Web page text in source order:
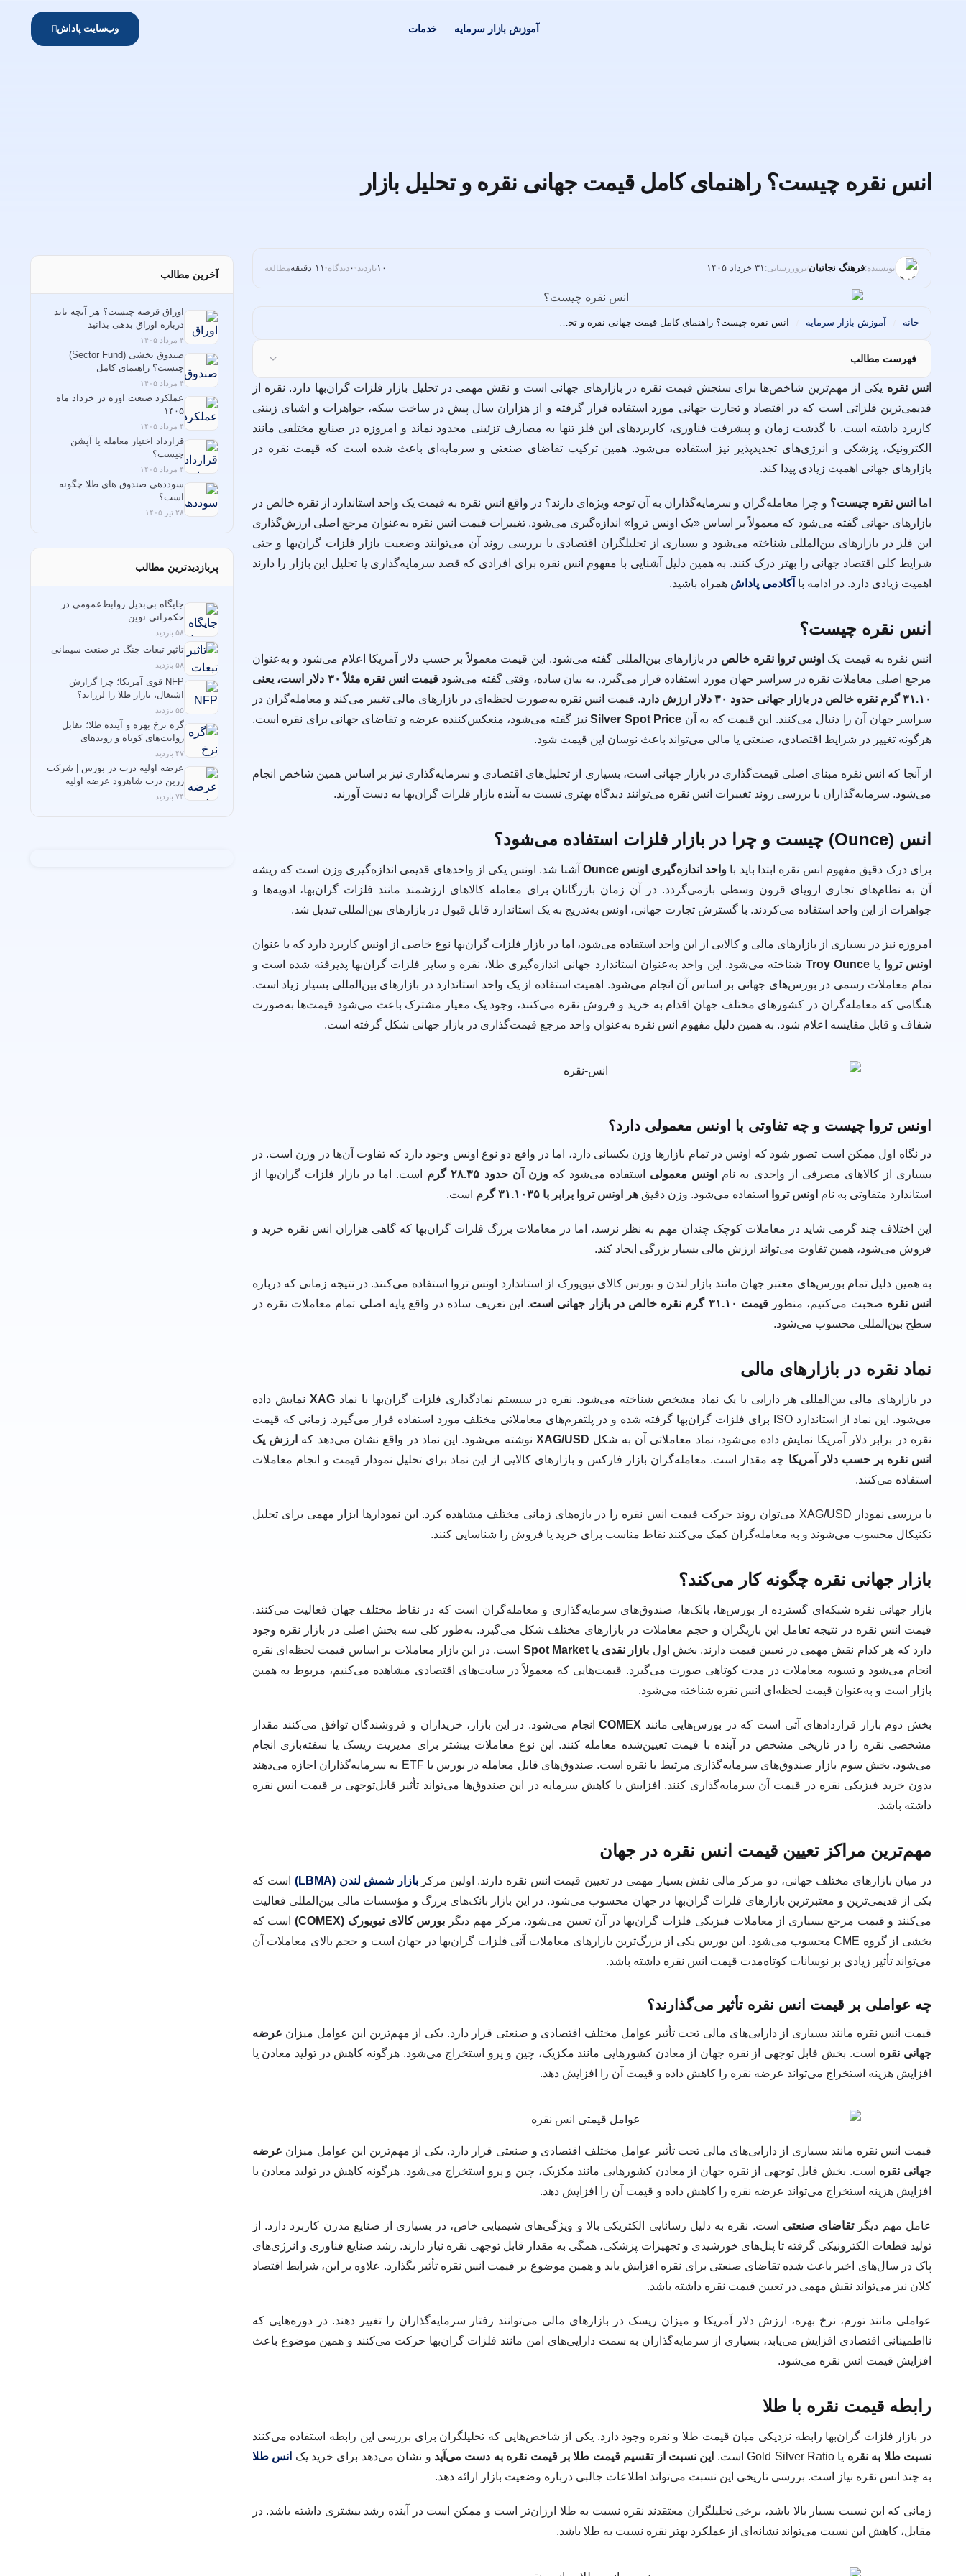
آموزش بازار سرمایه خدمات وب‌سایت پاداش
انس نقره چیست؟ راهنمای کامل قیمت جهانی نقره و تحلیل بازار
نویسنده:فرهنگ نجاتیان بروزرسانی: ۳۱ خرداد ۱۴۰۵ ۱۰بازدید• ۰دیدگاه• ۱۱ دقیقه مطالعه
خانه آموزش بازار سرمایه انس نقره چیست؟ راهنمای کامل قیمت جهانی نقره و تحلیل بازار
فهرست مطالب
انس نقره یکی از مهم‌ترین شاخص‌ها برای سنجش قیمت نقره در بازارهای جهانی است و نقش مهمی در تحلیل بازار فلزات گران‌بها دارد. نقره از
قدیمی‌ترین فلزاتی است که در اقتصاد و تجارت جهانی مورد استفاده قرار گرفته و از هزاران سال پیش در ساخت سکه، جواهرات و اشیای زینتی
کاربرد داشته است. با گذشت زمان و پیشرفت فناوری، کاربردهای این فلز تنها به مصارف تزئینی محدود نماند و امروزه در صنایع مختلفی مانند
الکترونیک، پزشکی و انرژی‌های تجدیدپذیر نیز استفاده می‌شود. همین ترکیب تقاضای صنعتی و سرمایه‌ای باعث شده است که قیمت نقره در
بازارهای جهانی اهمیت زیادی پیدا کند.
اما انس نقره چیست؟ و چرا معامله‌گران و سرمایه‌گذاران به آن توجه ویژه‌ای دارند؟ در واقع انس نقره به قیمت یک واحد استاندارد از نقره خالص در
بازارهای جهانی گفته می‌شود که معمولاً بر اساس «یک اونس تروا» اندازه‌گیری می‌شود. تغییرات قیمت انس نقره به‌عنوان مرجع اصلی ارزش‌گذاری
این فلز در بازارهای بین‌المللی شناخته می‌شود و بسیاری از تحلیلگران اقتصادی با بررسی روند آن می‌توانند وضعیت بازار فلزات گران‌بها و حتی
شرایط کلی اقتصاد جهانی را بهتر درک کنند. به همین دلیل آشنایی با مفهوم انس نقره برای افرادی که قصد سرمایه‌گذاری یا تحلیل این بازار را دارند
اهمیت زیادی دارد. در ادامه با آکادمی پاداش همراه باشید.
انس نقره چیست؟
انس نقره به قیمت یک اونس تروا نقره خالص در بازارهای بین‌المللی گفته می‌شود. این قیمت معمولاً بر حسب دلار آمریکا اعلام می‌شود و به‌عنوان
مرجع اصلی معاملات نقره در سراسر جهان مورد استفاده قرار می‌گیرد. به بیان ساده، وقتی گفته می‌شود
قیمت انس نقره مثلاً ۳۰ دلار است، یعنی
۳۱.۱۰ گرم نقره خالص در بازار جهانی حدود ۳۰ دلار ارزش دارد
. قیمت انس نقره به‌صورت لحظه‌ای در بازارهای مالی تغییر می‌کند و معامله‌گران در
سراسر جهان آن را دنبال می‌کنند. این قیمت که به آن Silver Spot Priceنیز گفته می‌شود، منعکس‌کننده عرضه و تقاضای جهانی برای نقره است.
هرگونه تغییر در شرایط اقتصادی، صنعتی یا مالی می‌تواند باعث نوسان این قیمت شود.
از آنجا که انس نقره مبنای اصلی قیمت‌گذاری در بازار جهانی است، بسیاری از تحلیل‌های اقتصادی و سرمایه‌گذاری نیز بر اساس همین شاخص انجام
می‌شود. سرمایه‌گذاران با بررسی روند تغییرات انس نقره می‌توانند دیدگاه بهتری نسبت به آینده بازار فلزات گران‌بها به دست آورند.
انس (Ounce) چیست و چرا در بازار فلزات استفاده می‌شود؟
برای درک دقیق مفهوم انس نقره ابتدا باید باواحد اندازه‌گیری اونس Ounce
آشنا شد. اونس یکی از واحدهای قدیمی اندازه‌گیری وزن است که ریشه
آن به نظام‌های تجاری اروپای قرون وسطی بازمی‌گردد. در آن زمان بازرگانان برای معامله کالاهای ارزشمند مانند فلزات گران‌بها، ادویه‌ها و
جواهرات از این واحد استفاده می‌کردند. با گسترش تجارت جهانی، اونس به‌تدریج به یک استاندارد قابل قبول در بازارهای بین‌المللی تبدیل شد.
امروزه نیز در بسیاری از بازارهای مالی و کالایی از این واحد استفاده می‌شود، اما در بازار فلزات گران‌بها نوع خاصی از اونس کاربرد دارد که با عنوان
اونس تروا
یا Troy Ounce شناخته می‌شود. این واحد به‌عنوان استاندارد جهانی اندازه‌گیری طلا، نقره و سایر فلزات گران‌بها پذیرفته شده است و
تمام معاملات رسمی در بورس‌های جهانی بر اساس آن انجام می‌شود. اهمیت استفاده از یک واحد استاندارد در بازارهای بین‌المللی بسیار زیاد است.
هنگامی که معامله‌گران در کشورهای مختلف جهان اقدام به خرید و فروش نقره می‌کنند، وجود یک معیار مشترک باعث می‌شود قیمت‌ها به‌صورت
شفاف و قابل مقایسه اعلام شود. به همین دلیل مفهوم انس نقره به‌عنوان واحد مرجع قیمت‌گذاری در بازار جهانی شکل گرفته است.
اونس تروا چیست و چه تفاوتی با اونس معمولی دارد؟
در نگاه اول ممکن است تصور شود که اونس در تمام بازارها وزن یکسانی دارد، اما در واقع دو نوع اونس وجود دارد که تفاوت آن‌ها در وزن است. در
بسیاری از کالاهای مصرفی از واحدی به نام
اونس معمولی استفاده می‌شود کهوزن آن حدود ۲۸.۳۵ گرم
است. اما در بازار فلزات گران‌بها از
استاندارد متفاوتی به نام اونس تروا استفاده می‌شود. وزن دقیق هر اونس تروا برابر با ۳۱.۱۰۳۵ گرم است.
این اختلاف چند گرمی شاید در معاملات کوچک چندان مهم به نظر نرسد، اما در معاملات بزرگ فلزات گران‌بها که گاهی هزاران انس نقره خرید و
فروش می‌شود، همین تفاوت می‌تواند ارزش مالی بسیار بزرگی ایجاد کند.
به همین دلیل تمام بورس‌های معتبر جهان مانند بازار لندن و بورس کالای نیویورک از استاندارد اونس تروا استفاده می‌کنند. در نتیجه زمانی که درباره
انس نقره صحبت می‌کنیم، منظور قیمت ۳۱.۱۰ گرم نقره خالص در بازار جهانی است.
این تعریف ساده در واقع پایه اصلی تمام معاملات نقره در
سطح بین‌المللی محسوب می‌شود.
نماد نقره در بازارهای مالی
در بازارهای مالی بین‌المللی هر دارایی با یک نماد مشخص شناخته می‌شود. نقره در سیستم نمادگذاری فلزات گران‌بها با نمادXAG نمایش داده
می‌شود. این نماد از استاندارد ISO برای فلزات گران‌بها گرفته شده و در پلتفرم‌های معاملاتی مختلف مورد استفاده قرار می‌گیرد. زمانی که قیمت
نقره در برابر دلار آمریکا نمایش داده می‌شود، نماد معاملاتی آن به شکل XAG/USDنوشته می‌شود. این نماد در واقع نشان می‌دهد که ارزش یک
انس نقره بر حسب دلار آمریکا چه مقدار است. معامله‌گران بازار فارکس و بازارهای کالایی از این نماد برای تحلیل نمودار قیمت و انجام معاملات
استفاده می‌کنند.
با بررسی نمودار XAG/USD می‌توان روند حرکت قیمت انس نقره را در بازه‌های زمانی مختلف مشاهده کرد. این نمودارها ابزار مهمی برای تحلیل
تکنیکال محسوب می‌شوند و به معامله‌گران کمک می‌کنند نقاط مناسب برای خرید یا فروش را شناسایی کنند.
بازار جهانی نقره چگونه کار می‌کند؟
بازار جهانی نقره شبکه‌ای گسترده از بورس‌ها، بانک‌ها، صندوق‌های سرمایه‌گذاری و معامله‌گران است که در نقاط مختلف جهان فعالیت می‌کنند.
قیمت انس نقره در نتیجه تعامل این بازیگران و حجم معاملات در بازارهای مختلف شکل می‌گیرد. به‌طور کلی سه بخش اصلی در بازار نقره وجود
دارد که هر کدام نقش مهمی در تعیین قیمت دارند. بخش اول بازار نقدی یا Spot Market
است. در این بازار معاملات بر اساس قیمت لحظه‌ای نقره
انجام می‌شود و تسویه معاملات در مدت کوتاهی صورت می‌گیرد. قیمت‌هایی که معمولاً در سایت‌های اقتصادی مشاهده می‌کنیم، مربوط به همین
بازار است و به‌عنوان قیمت لحظه‌ای انس نقره شناخته می‌شود.
بخش دوم بازار قراردادهای آتی است که در بورس‌هایی مانند COMEXانجام می‌شود. در این بازار، خریداران و فروشندگان توافق می‌کنند مقدار
مشخصی نقره را در تاریخی مشخص در آینده با قیمت تعیین‌شده معامله کنند. این نوع معاملات بیشتر برای مدیریت ریسک یا سفته‌بازی انجام
می‌شود. بخش سوم بازار صندوق‌های سرمایه‌گذاری مرتبط با نقره است. صندوق‌های قابل معامله در بورس یا ETF به سرمایه‌گذاران اجازه می‌دهند
بدون خرید فیزیکی نقره در قیمت آن سرمایه‌گذاری کنند. افزایش یا کاهش سرمایه در این صندوق‌ها می‌تواند تأثیر قابل‌توجهی بر قیمت انس نقره
داشته باشد.
مهم‌ترین مراکز تعیین قیمت انس نقره در جهان
در میان بازارهای مختلف جهانی، دو مرکز مالی نقش بسیار مهمی در تعیین قیمت انس نقره دارند. اولین مرکزبازار شمش لندن (LBMA)
است که
یکی از قدیمی‌ترین و معتبرترین بازارهای فلزات گران‌بها در جهان محسوب می‌شود. در این بازار بانک‌های بزرگ و مؤسسات مالی بین‌المللی فعالیت
می‌کنند و قیمت مرجع بسیاری از معاملات فیزیکی فلزات گران‌بها در آن تعیین می‌شود. مرکز مهم دیگر بورس کالای نیویورک (COMEX)
است که
بخشی از گروه CME محسوب می‌شود. این بورس یکی از بزرگ‌ترین بازارهای معاملات آتی فلزات گران‌بها در جهان است و حجم بالای معاملات آن
می‌تواند تأثیر زیادی بر نوسانات کوتاه‌مدت قیمت انس نقره داشته باشد.
چه عواملی بر قیمت انس نقره تأثیر می‌گذارند؟
قیمت انس نقره مانند بسیاری از دارایی‌های مالی تحت تأثیر عوامل مختلف اقتصادی و صنعتی قرار دارد. یکی از مهم‌ترین این عوامل میزان عرضه
جهانی نقره است. بخش قابل توجهی از نقره جهان از معادن کشورهایی مانند مکزیک، چین و پرو استخراج می‌شود. هرگونه کاهش در تولید معادن یا
افزایش هزینه استخراج می‌تواند عرضه نقره را کاهش داده و قیمت آن را افزایش دهد.
قیمت انس نقره مانند بسیاری از دارایی‌های مالی تحت تأثیر عوامل مختلف اقتصادی و صنعتی قرار دارد. یکی از مهم‌ترین این عوامل میزان عرضه
جهانی نقره است. بخش قابل توجهی از نقره جهان از معادن کشورهایی مانند مکزیک، چین و پرو استخراج می‌شود. هرگونه کاهش در تولید معادن یا
افزایش هزینه استخراج می‌تواند عرضه نقره را کاهش داده و قیمت آن را افزایش دهد.
عامل مهم دیگرتقاضای صنعتی است. نقره به دلیل رسانایی الکتریکی بالا و ویژگی‌های شیمیایی خاص، در بسیاری از صنایع مدرن کاربرد دارد. از
تولید قطعات الکترونیکی گرفته تا پنل‌های خورشیدی و تجهیزات پزشکی، همگی به مقدار قابل توجهی نقره نیاز دارند. رشد صنایع فناوری و انرژی‌های
پاک در سال‌های اخیر باعث شده تقاضای صنعتی برای نقره افزایش یابد و همین موضوع بر قیمت انس نقره تأثیر بگذارد. علاوه بر این، شرایط اقتصاد
کلان نیز می‌تواند نقش مهمی در تعیین قیمت نقره داشته باشد.
عواملی مانند تورم، نرخ بهره، ارزش دلار آمریکا و میزان ریسک در بازارهای مالی می‌توانند رفتار سرمایه‌گذاران را تغییر دهند. در دوره‌هایی که
نااطمینانی اقتصادی افزایش می‌یابد، بسیاری از سرمایه‌گذاران به سمت دارایی‌های امن مانند فلزات گران‌بها حرکت می‌کنند و همین موضوع باعث
افزایش قیمت انس نقره می‌شود.
رابطه قیمت نقره با طلا
در بازار فلزات گران‌بها رابطه نزدیکی میان قیمت طلا و نقره وجود دارد. یکی از شاخص‌هایی که تحلیلگران برای بررسی این رابطه استفاده می‌کنند
نسبت طلا به نقره یا Gold Silver Ratio است. این نسبت از تقسیم قیمت طلا بر قیمت نقره به دست می‌آید و نشان می‌دهد برای خرید یک انس طلا
به چند انس نقره نیاز است. بررسی تاریخی این نسبت می‌تواند اطلاعات جالبی درباره وضعیت بازار ارائه دهد.
زمانی که این نسبت بسیار بالا باشد، برخی تحلیلگران معتقدند نقره نسبت به طلا ارزان‌تر است و ممکن است در آینده رشد بیشتری داشته باشد. در
مقابل، کاهش این نسبت می‌تواند نشانه‌ای از عملکرد بهتر نقره نسبت به طلا باشد.
آخرین مطالب
اوراق قرضه چیست؟ هر آنچه باید
درباره اوراق بدهی بدانید
۴ مرداد ۱۴۰۵
صندوق بخشی (Sector Fund)
چیست؟ راهنمای کامل
سرمایه‌گذاری در صندوق‌های بخشی
۴ مرداد ۱۴۰۵
عملکرد صنعت اوره در خرداد ماه
۱۴۰۵
۴ مرداد ۱۴۰۵
قرارداد اختیار معامله یا آپشن
چیست؟
۴ مرداد ۱۴۰۵
سوددهی صندوق های طلا چگونه
است؟
۲۸ تیر ۱۴۰۵
پربازدیدترین مطالب
جایگاه بی‌بدیل روابط‌عمومی در
حکمرانی نوین
۵۸ بازدید
تاثیر تبعات جنگ در صنعت سیمانی
۵۸ بازدید
NFP قوی آمریکا؛ چرا گزارش
اشتغال، بازار طلا را لرزاند؟
۵۵ بازدید
گره نرخ بهره و آینده طلا؛ تقابل
روایت‌های کوتاه و روندهای
ساختاری
۴۷ بازدید
عرضه اولیه ذرت در بورس | شرکت
زرین ذرت شاهرود عرضه اولیه
می‌شود!
۷۴ بازدید